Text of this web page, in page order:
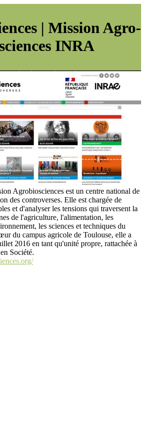
| Mission Ag­ro­
INRA
Agrobiosciences est un centre national de
des controverses. Elle est chargée de
et d'analyser les tensions qui traversent la
de l'agriculture, l'alimentation, les
les sciences et techniques du
du campus agricole de Toulouse, elle a
2016 en tant qu'unité propre, rattachée à
Société.